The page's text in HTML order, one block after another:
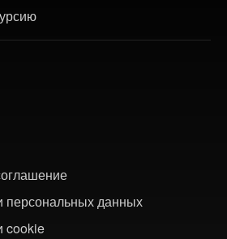
персональных данных
cookie